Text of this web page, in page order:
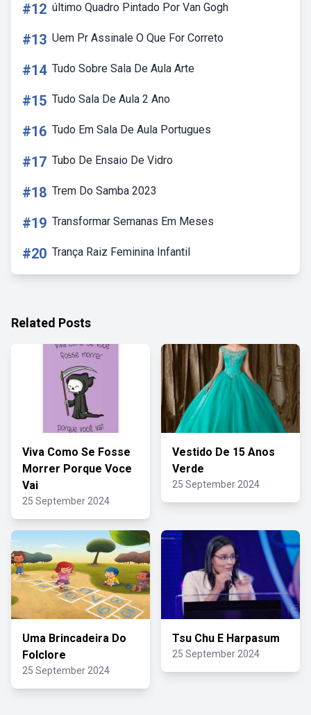
#12 último Quadro Pintado Por Van Gogh
#13 Uem Pr Assinale O Que For Correto
#14 Tudo Sobre Sala De Aula Arte
#15 Tudo Sala De Aula 2 Ano
#16 Tudo Em Sala De Aula Portugues
#17 Tubo De Ensaio De Vidro
#18 Trem Do Samba 2023
#19 Transformar Semanas Em Meses
#20 Trança Raiz Feminina Infantil
Related Posts
Viva Como Se Fosse
Morrer Porque Voce
Vai
25 September 2024
Vestido De 15 Anos
Verde
25 September 2024
Uma Brincadeira Do
Folclore
25 September 2024
Tsu Chu E Harpasum
25 September 2024